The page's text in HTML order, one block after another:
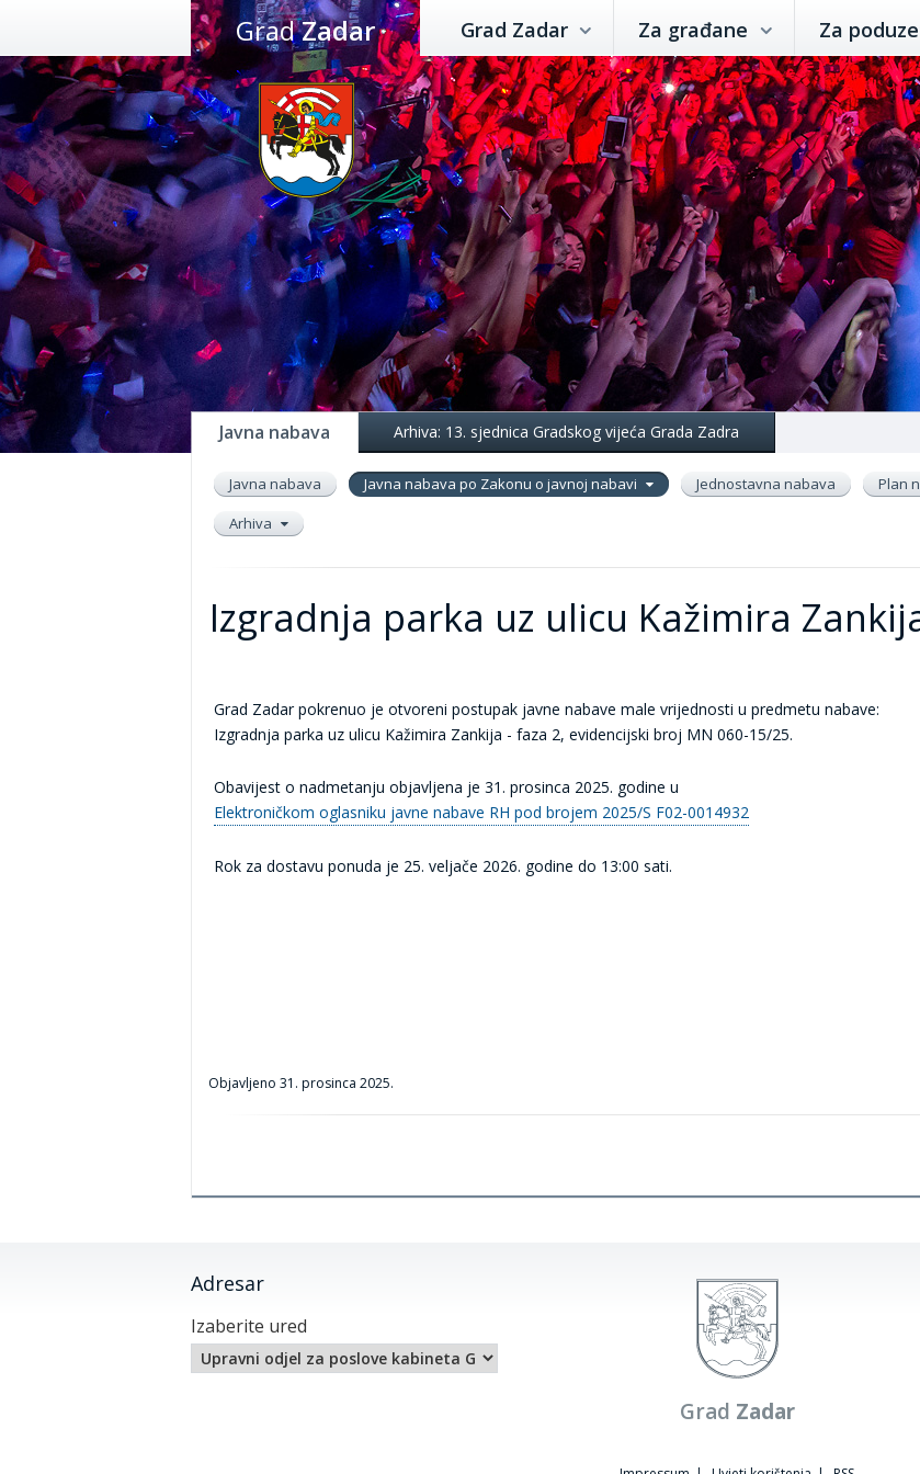
Preskoči
na
sadržaj
GradZadar Grad Zadar Za građane Za
Javna nabava Arhiva: 13. sjednica Gradskog vijeća Grada Zadra
Javna nabava Javna nabava po Zakonu o javnoj nabavi Jednostavna nabava Plan
Arhiva
Izgradnja parka uz ulicu Kažimira
Grad Zadar pokrenuo je otvoreni postupak javne nabave male vrijednosti u predmetu nabave:
Izgradnja parka uz ulicu Kažimira Zankija - faza 2, evidencijski broj MN 060-15/25.
Obavijest o nadmetanju objavljena je 31. prosinca 2025. godine u
Elektroničkom oglasniku javne nabave RH pod brojem 2025/S F02-0014932
Rok za dostavu ponuda je 25. veljače 2026. godine do 13:00 sati.
Objavljeno 31. prosinca 2025.
Adresar
Izaberite ured
Grad Zadar